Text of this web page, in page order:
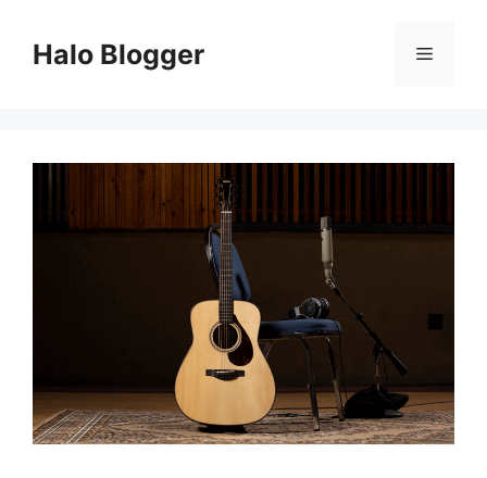
contentHalo Blogger Menu